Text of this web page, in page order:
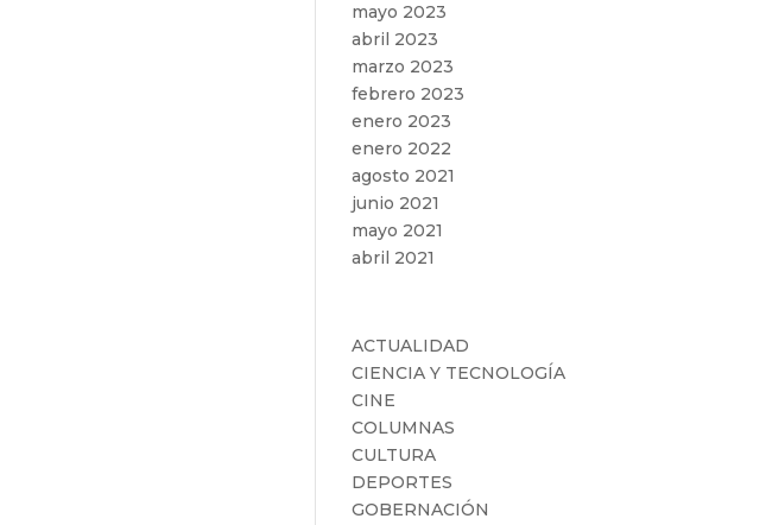
mayo 2023
abril 2023
marzo 2023
febrero 2023
enero 2023
enero 2022
agosto 2021
junio 2021
mayo 2021
abril 2021
ACTUALIDAD
CIENCIA Y TECNOLOGÍA
CINE
COLUMNAS
CULTURA
DEPORTES
GOBERNACIÓN